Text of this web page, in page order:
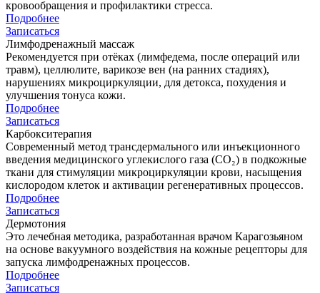
кровообращения и профилактики стресса.
Подробнее
Записаться
Лимфодренажный массаж
Рекомендуется при отёках (лимфедема, после операций или
травм), целлюлите, варикозе вен (на ранних стадиях),
нарушениях микроциркуляции, для детокса, похудения и
улучшения тонуса кожи.
Подробнее
Записаться
Карбокситерапия
Современный метод трансдермального или инъекционного
введения медицинского углекислого газа (CO₂) в подкожные
ткани для стимуляции микроциркуляции крови, насыщения
кислородом клеток и активации регенеративных процессов.
Подробнее
Записаться
Дермотония
Это лечебная методика, разработанная врачом Карагозьяном
на основе вакуумного воздействия на кожные рецепторы для
запуска лимфодренажных процессов.
Подробнее
Записаться